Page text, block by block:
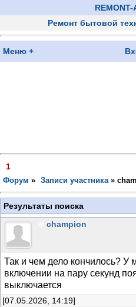
REMONT-
Ремонт бытовой
Меню +
1
Форум » Записи участника »
Результаты поиска
champion
Так и чем дело кончилось? У
включении на пару секунд
выключается
[07.05.2026, 14:19]